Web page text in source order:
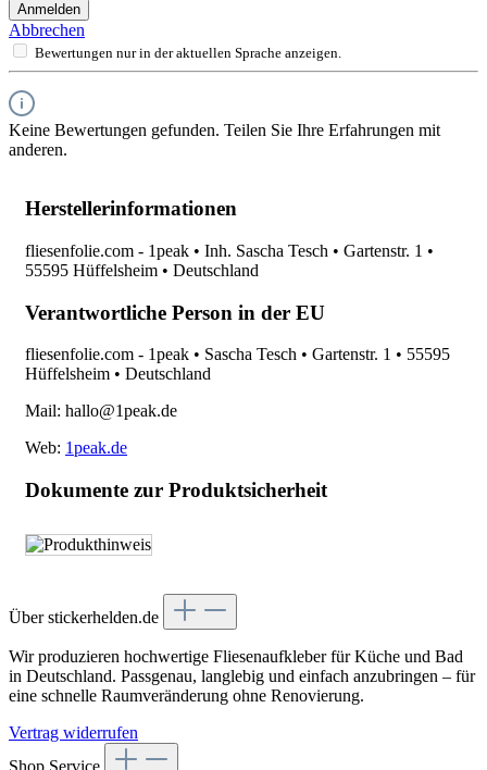
Anmelden
Abbrechen
Bewertungen nur in der aktuellen Sprache anzeigen.
Keine Bewertungen gefunden. Teilen Sie Ihre Erfahrungen mit
anderen.
Herstellerinformationen
fliesenfolie.com - 1peak • Inh. Sascha Tesch • Gartenstr. 1 •
55595 Hüffelsheim • Deutschland
Verantwortliche Person in der EU
fliesenfolie.com - 1peak • Sascha Tesch • Gartenstr. 1 • 55595
Hüffelsheim • Deutschland
Mail: hallo@1peak.de
Web: 1peak.de
Dokumente zur Produktsicherheit
Über stickerhelden.de
Wir produzieren hochwertige Fliesenaufkleber für Küche und Bad
in Deutschland. Passgenau, langlebig und einfach anzubringen – für
eine schnelle Raumveränderung ohne Renovierung.
Vertrag widerrufen
Shop Service